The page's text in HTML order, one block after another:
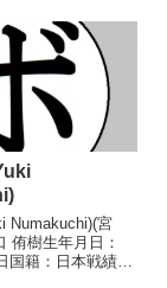
】1999/05/20
紀(グリーンツ
Numakuchi)(宮
侑樹生年月日：
国籍：日本戦績：